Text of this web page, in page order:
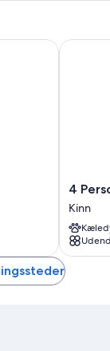
4
Person
Holiday
Home
in
Maloy-
4
Kinn
4